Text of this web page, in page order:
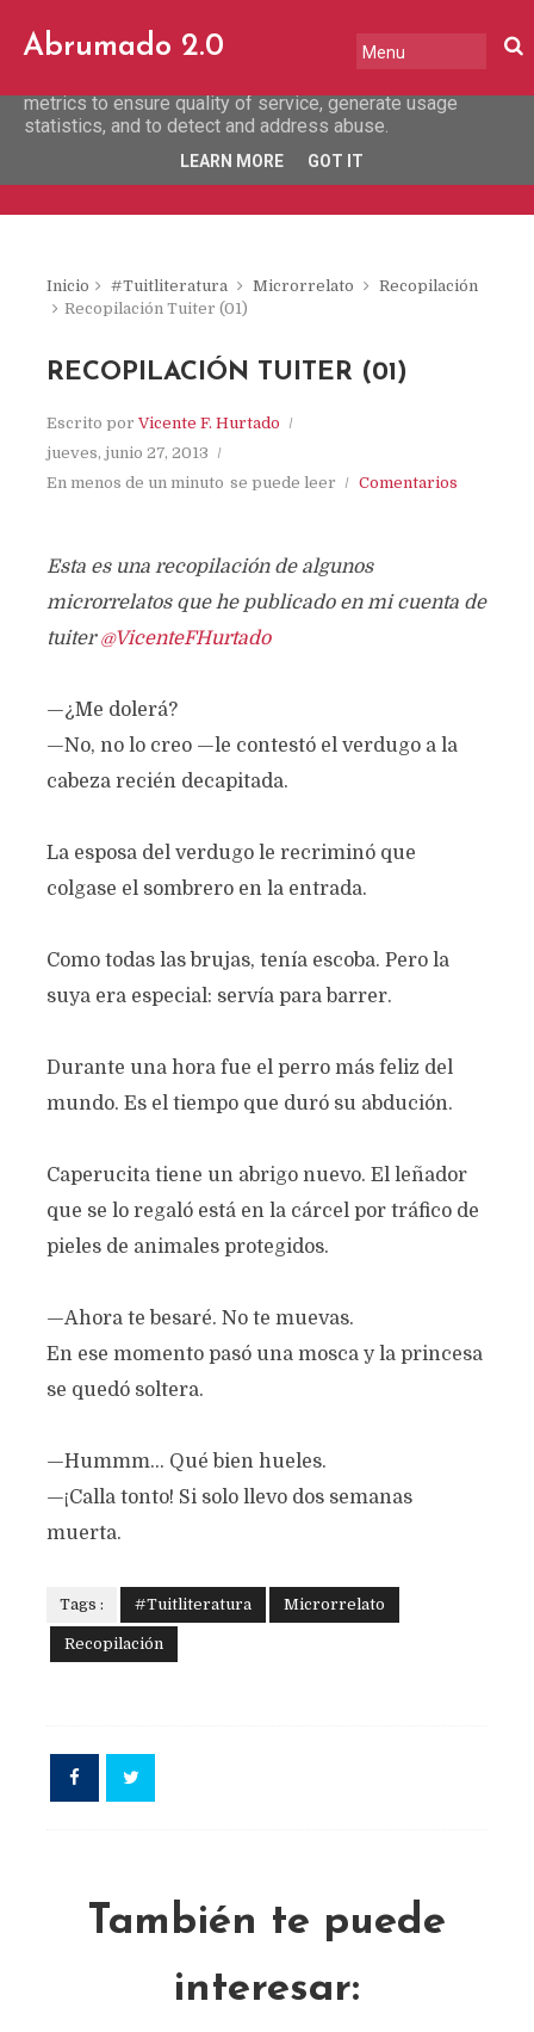
Abrumado 2.0
Inicio #Tuitliteratura Microrrelato
Recopilación
Recopilación Tuiter (01)
RECOPILACIÓN TUITER (01)
Escrito porVicente F. Hurtado
jueves, junio 27, 2013
En menos de un minuto se puede leer Comentarios
Esta es una recopilación de algunos
microrrelatos que he publicado en mi cuenta de
tuiter@VicenteFHurtado
—¿Me dolerá?
—No, no lo creo —le contestó el verdugo a la
cabeza recién decapitada.
La esposa del verdugo le recriminó que
colgase el sombrero en la entrada.
Como todas las brujas, tenía escoba. Pero la
suya era especial: servía para barrer.
Durante una hora fue el perro más feliz del
mundo. Es el tiempo que duró su abdución.
Caperucita tiene un abrigo nuevo. El leñador
que se lo regaló está en la cárcel por tráfico de
pieles de animales protegidos.
—Ahora te besaré. No te muevas.
En ese momento pasó una mosca y la princesa
se quedó soltera.
—Hummm... Qué bien hueles.
—¡Calla tonto! Si solo llevo dos semanas
muerta.
Tags : #Tuitliteratura Microrrelato
Recopilación
También te puede
interesar:
This site uses cookies from Google to deliver its services
and to analyze traffic. Your IP address and user-agent are
metrics to ensure quality of service, generate usage
statistics, and to detect and address abuse.
LEARN MORE GOT IT